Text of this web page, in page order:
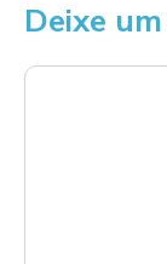
Deixe
Comentário